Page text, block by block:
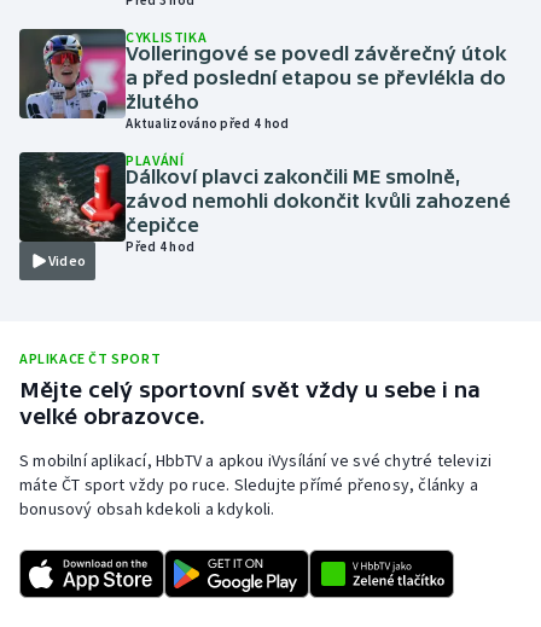
Motorsport
Olympijské hry
Parasport
Plavání
Plážový volejbal
Rychlobruslení
Rychlostní kanoistika
Short track
Sportovní střelba
CYKLISTIKA
Volleringové se povedl závěrečný útok
a před poslední etapou se převlékla do
žlutého
Aktualizováno před 4 hod
Video
PLAVÁNÍ
Dálkoví plavci zakončili ME smolně,
závod nemohli dokončit kvůli zahozené
čepičce
Před 4 hod
APLIKACE ČT SPORT
Mějte celý sportovní svět vždy u sebe i na
velké obrazovce.
S mobilní aplikací, HbbTV a apkou iVysílání ve své chytré televizi
máte ČT sport vždy po ruce. Sledujte přímé přenosy, články a
bonusový obsah kdekoli a kdykoli.